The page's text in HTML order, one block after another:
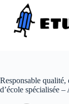
contenu
Responsable
d’école spécialisée